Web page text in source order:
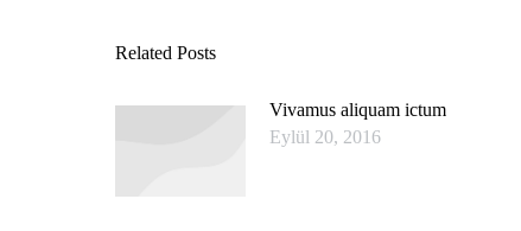
Related Posts
Vivamus aliquam ictum
Eylül 20, 2016